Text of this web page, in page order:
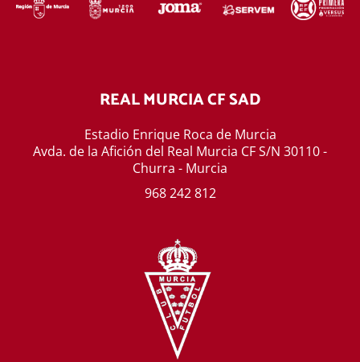
REAL MURCIA CF SAD
Estadio Enrique Roca de Murcia
Avda. de la Afición del Real Murcia CF S/N 30110 -
Churra - Murcia
968 242 812